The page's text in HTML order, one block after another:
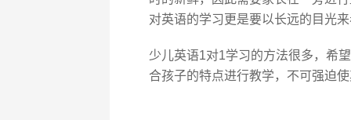
对英语的学习更是要以长远的目光
少儿英语1对1学习的方法很多，希
合孩子的特点进行教学，不可强迫